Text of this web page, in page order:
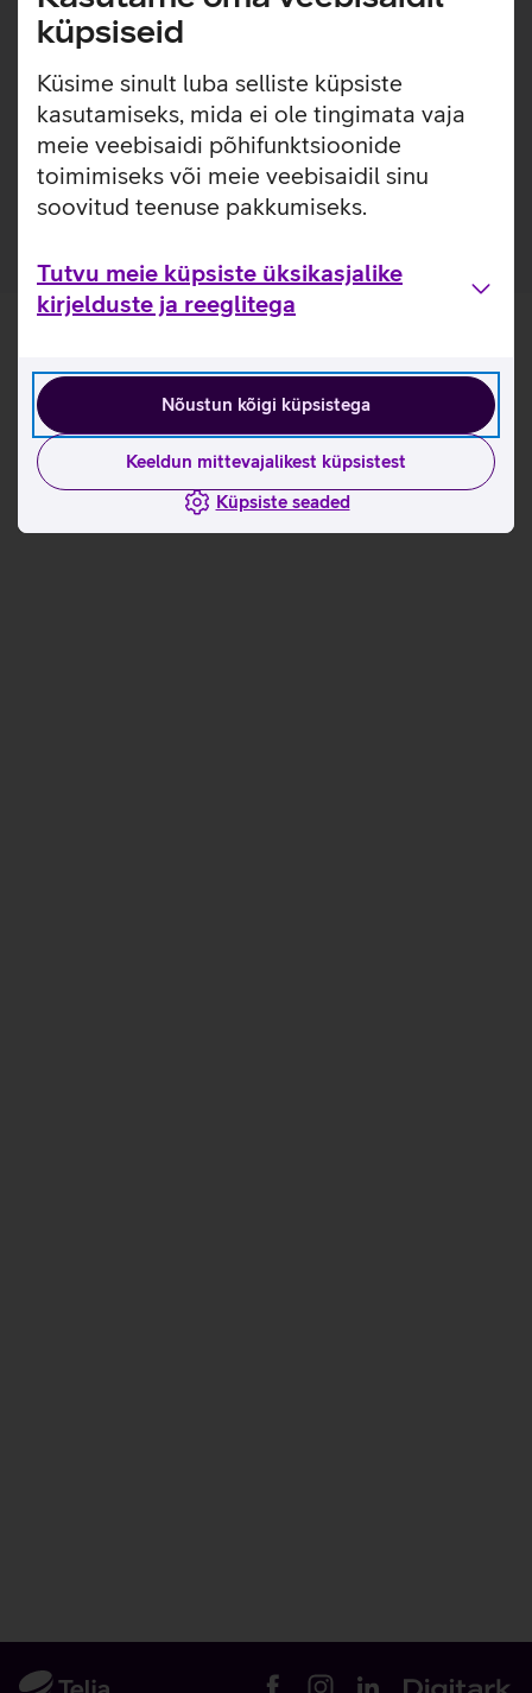
küpsiseid
Küsime sinult luba selliste küpsiste
kasutamiseks, mida ei ole tingimata vaja
meie veebisaidi põhifunktsioonide
toimimiseks või meie veebisaidil sinu
soovitud teenuse pakkumiseks.
Tutvu meie küpsiste üksikasjalike
kirjelduste ja reeglitega
Nõustun kõigi küpsistega
Keeldun mittevajalikest küpsistest
Küpsiste seaded
lisakaitsekihi. Nii on tagatud telefoni kindel haare ja kaitse
kriimustuste eest, ilma et ümbrist liialt telefoni ümber
magnetrõngas, tänu millele kinnituvad Qi magnettoega (või
MagSafe) lisatarvikud sinna tugevalt ja lihtsalt.
Kõigest 0,95 mm paksune ümbris sisseehitatud Qi
magnetiga.